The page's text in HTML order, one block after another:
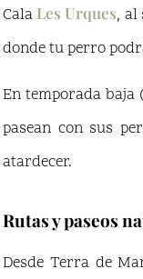
Cala Les Urques, al
donde tu perro
En temporada baja
pasean con sus
atardecer.
Rutas y paseos
Desde Terra de